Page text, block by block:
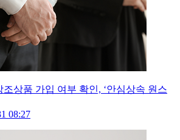
조상품 가입 여부 확인, ‘안심상속 원스
08:27